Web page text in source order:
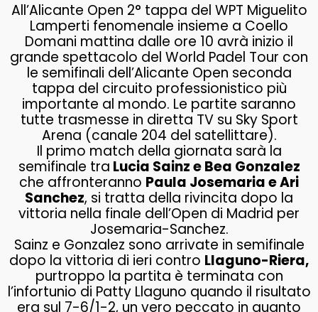
All’Alicante Open 2° tappa del WPT Miguelito
Lamperti fenomenale insieme a Coello
Domani mattina dalle ore 10 avrà inizio il
grande spettacolo del World Padel Tour con
le semifinali dell’Alicante Open seconda
tappa del circuito professionistico più
importante al mondo. Le partite saranno
tutte trasmesse in diretta TV su Sky Sport
Arena (canale 204 del satellittare).
Il primo match della giornata sarà la
semifinale tra Lucia Sainz e Bea Gonzalez
che affronteranno Paula Josemaria e Ari
Sanchez, si tratta della rivincita dopo la
vittoria nella finale dell’Open di Madrid per
Josemaria-Sanchez.
Sainz e Gonzalez sono arrivate in semifinale
dopo la vittoria di ieri contro Llaguno-Riera,
purtroppo la partita è terminata con
l’infortunio di Patty Llaguno quando il risultato
era sul 7-6/1-2, un vero peccato in quanto